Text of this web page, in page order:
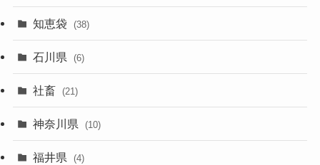
知恵袋 (38)
石川県 (6)
社畜 (21)
神奈川県 (10)
福井県 (4)